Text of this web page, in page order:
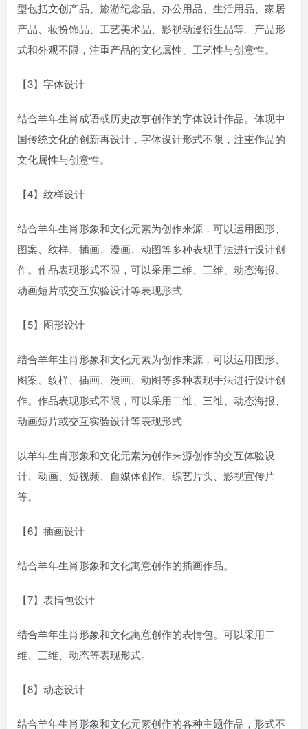
型包括文创产品、旅游纪念品、办公用品、生活用品、家居
产品、妆扮饰品、工艺美术品、影视动漫衍生品等。产品形
式和外观不限，注重产品的文化属性、工艺性与创意性。
【3】字体设计
结合羊年生肖成语或历史故事创作的字体设计作品。体现中
国传统文化的创新再设计，字体设计形式不限，注重作品的
文化属性与创意性。
【4】纹样设计
结合羊年生肖形象和文化元素为创作来源，可以运用图形、
图案、纹样、插画、漫画、动图等多种表现手法进行设计创
作。作品表现形式不限，可以采用二维、三维、动态海报、
动画短片或交互实验设计等表现形式
【5】图形设计
结合羊年生肖形象和文化元素为创作来源，可以运用图形、
图案、纹样、插画、漫画、动图等多种表现手法进行设计创
作。作品表现形式不限，可以采用二维、三维、动态海报、
动画短片或交互实验设计等表现形式
以羊年生肖形象和文化元素为创作来源创作的交互体验设
计、动画、短视频、自媒体创作、综艺片头、影视宣传片
等。
【6】插画设计
结合羊年生肖形象和文化寓意创作的插画作品。
【7】表情包设计
结合羊年生肖形象和文化寓意创作的表情包。可以采用二
维、三维、动态等表现形式。
【8】动态设计
结合羊年生肖形象和文化元素创作的各种主题作品，形式不